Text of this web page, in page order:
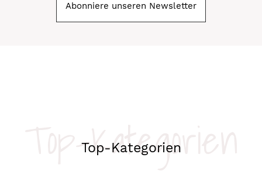
Abonniere unseren Newsletter
Top-Kategorien
Top-Kategorien